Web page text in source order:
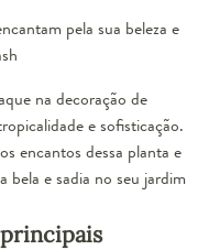
pela sua beleza e
na decoração de
e sofisticação.
encantos dessa planta e
bela e sadia no seu jardim